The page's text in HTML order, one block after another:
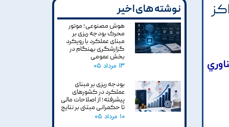
نوشته های اخیر
هوش مصنوعی؛ موتور
محرک بودجه ریزی بر
مبنای عملکرد با رویکرد
گزارشگری بهنگام در
بخش عمومی
۱۳ مرداد ۰۵
بودجه ریزی بر مبنای
عملکرد در کشورهای
پیشرفته؛ از اصلاحات مالی
تا حکمرانی مبتنی بر نتایج
۱۰ مرداد ۰۵